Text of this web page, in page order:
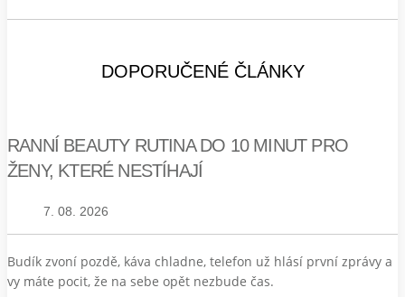
DOPORUČENÉ ČLÁNKY
RANNÍ BEAUTY RUTINA DO 10 MINUT PRO
ŽENY, KTERÉ NESTÍHAJÍ
7. 08. 2026
Budík zvoní pozdě, káva chladne, telefon už hlásí první zprávy a
vy máte pocit, že na sebe opět nezbude čas.